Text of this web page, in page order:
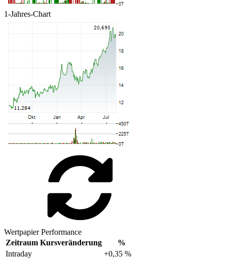
1-Jahres-Chart
Wertpapier Performance
Zeitraum Kursveränderung
%
Intraday
+0,35 %